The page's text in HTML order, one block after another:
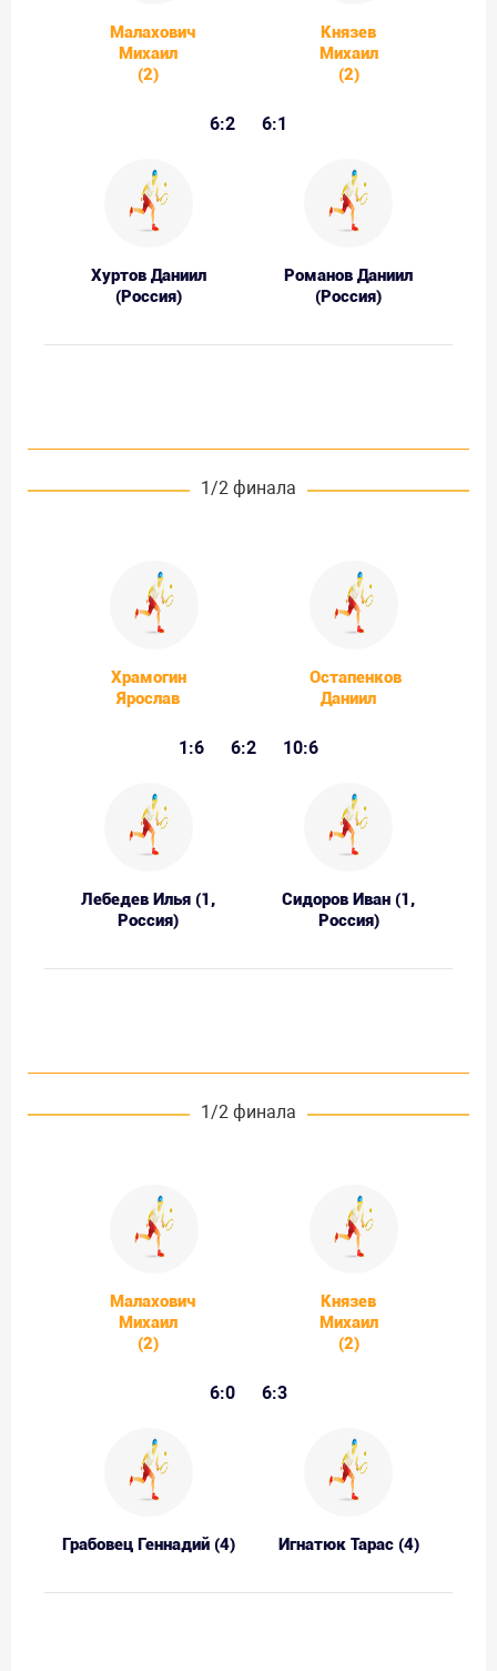
Малахович
Михаил
(2)
Князев
Михаил
(2)
6:2 6:1
Хуртов Даниил
(Россия)
Романов Даниил
(Россия)
1/2 финала
Храмогин
Ярослав
Остапенков
Даниил
1:6 6:2 10:6
Лебедев Илья (1,
Россия)
Сидоров Иван (1,
Россия)
1/2 финала
Малахович
Михаил
(2)
Князев
Михаил
(2)
6:0 6:3
Грабовец Геннадий (4) Игнатюк Тарас (4)